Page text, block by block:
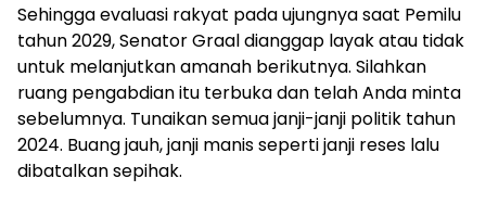
Sehingga evaluasi rakyat pada ujungnya saat Pemilu
tahun 2029, Senator Graal dianggap layak atau tidak
untuk melanjutkan amanah berikutnya. Silahkan
ruang pengabdian itu terbuka dan telah Anda minta
sebelumnya. Tunaikan semua janji-janji politik tahun
2024. Buang jauh, janji manis seperti janji reses lalu
dibatalkan sepihak.